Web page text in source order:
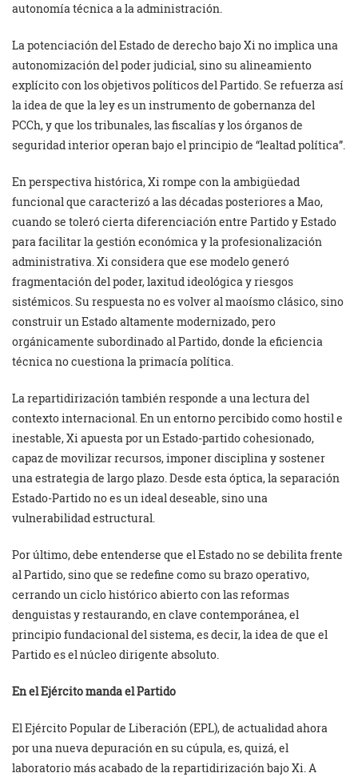
autonomía técnica a la administración.
La potenciación del Estado de derecho bajo Xi no implica una
autonomización del poder judicial, sino su alineamiento
explícito con los objetivos políticos del Partido. Se refuerza así
la idea de que la ley es un instrumento de gobernanza del
PCCh, y que los tribunales, las fiscalías y los órganos de
seguridad interior operan bajo el principio de “lealtad política”.
En perspectiva histórica, Xi rompe con la ambigüedad
funcional que caracterizó a las décadas posteriores a Mao,
cuando se toleró cierta diferenciación entre Partido y Estado
para facilitar la gestión económica y la profesionalización
administrativa. Xi considera que ese modelo generó
fragmentación del poder, laxitud ideológica y riesgos
sistémicos. Su respuesta no es volver al maoísmo clásico, sino
construir un Estado altamente modernizado, pero
orgánicamente subordinado al Partido, donde la eficiencia
técnica no cuestiona la primacía política.
La repartidirización también responde a una lectura del
contexto internacional. En un entorno percibido como hostil e
inestable, Xi apuesta por un Estado-partido cohesionado,
capaz de movilizar recursos, imponer disciplina y sostener
una estrategia de largo plazo. Desde esta óptica, la separación
Estado-Partido no es un ideal deseable, sino una
vulnerabilidad estructural.
Por último, debe entenderse que el Estado no se debilita frente
al Partido, sino que se redefine como su brazo operativo,
cerrando un ciclo histórico abierto con las reformas
denguistas y restaurando, en clave contemporánea, el
principio fundacional del sistema, es decir, la idea de que el
Partido es el núcleo dirigente absoluto.
En el Ejército manda el Partido
El Ejército Popular de Liberación (EPL), de actualidad ahora
por una nueva depuración en su cúpula, es, quizá, el
laboratorio más acabado de la repartidirización bajo Xi. A